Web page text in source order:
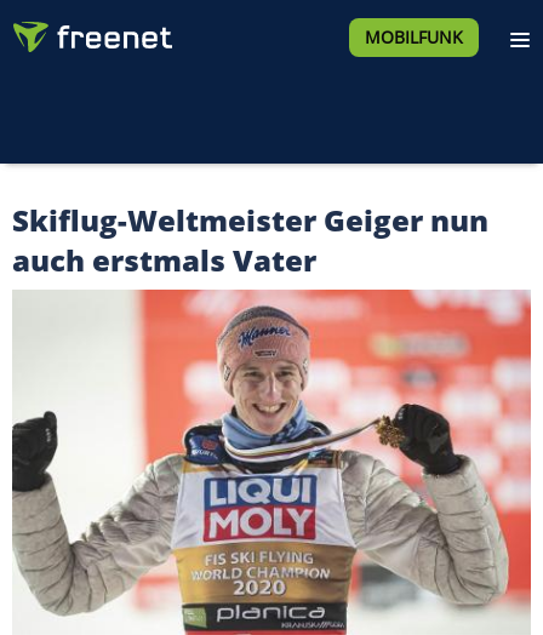
MOBILFUNK
Skiflug-Weltmeister Geiger nun
auch erstmals Vater